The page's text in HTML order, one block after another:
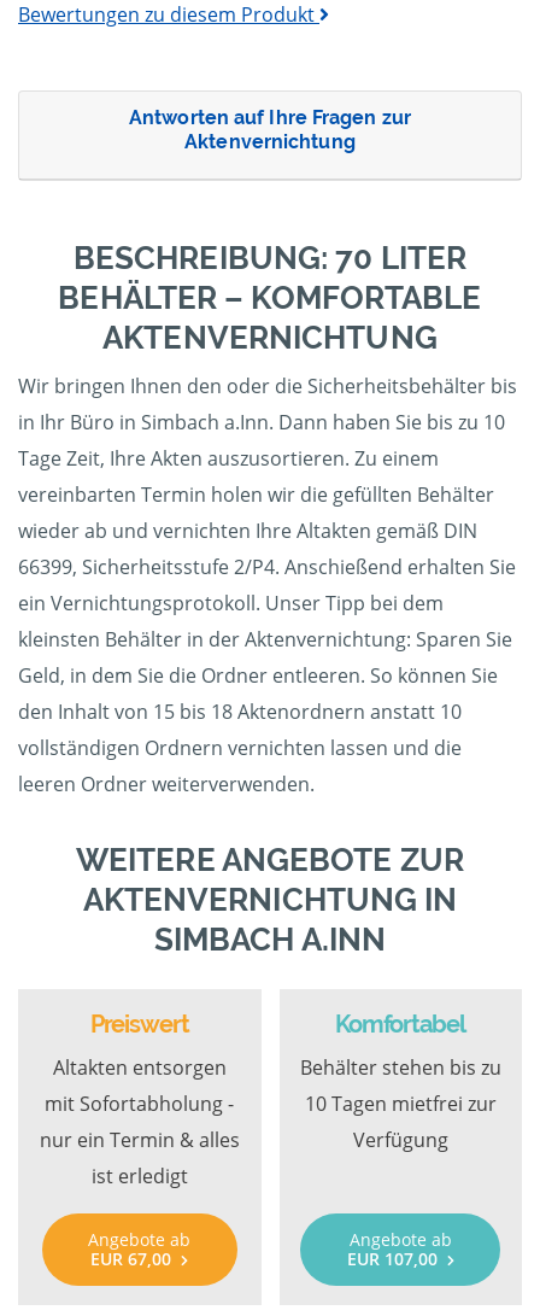
Bewertungen zu diesem Produkt
Antworten auf Ihre Fragen zur
Aktenvernichtung
BESCHREIBUNG: 70 LITER
BEHÄLTER – KOMFORTABLE
AKTENVERNICHTUNG
Wir bringen Ihnen den oder die Sicherheitsbehälter bis
in Ihr Büro in Simbach a.Inn. Dann haben Sie bis zu 10
Tage Zeit, Ihre Akten auszusortieren. Zu einem
vereinbarten Termin holen wir die gefüllten Behälter
wieder ab und vernichten Ihre Altakten gemäß DIN
66399, Sicherheitsstufe 2/P4. Anschießend erhalten Sie
ein Vernichtungsprotokoll. Unser Tipp bei dem
kleinsten Behälter in der Aktenvernichtung: Sparen Sie
Geld, in dem Sie die Ordner entleeren. So können Sie
den Inhalt von 15 bis 18 Aktenordnern anstatt 10
vollständigen Ordnern vernichten lassen und die
leeren Ordner weiterverwenden.
WEITERE ANGEBOTE ZUR
AKTENVERNICHTUNG IN
SIMBACH A.INN
Preiswert
Altakten entsorgen
mit Sofortabholung -
nur ein Termin & alles
ist erledigt
Angebote ab
EUR 67,00
Komfortabel
Behälter stehen bis zu
10 Tagen mietfrei zur
Verfügung
Angebote ab
EUR 107,00